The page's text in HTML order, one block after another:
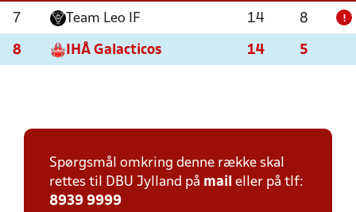
7 Team Leo IF 14 8 !
8 IHÅ Galacticos 14 5
Spørgsmål omkring denne række skal
rettes til DBU Jylland på mail eller på tlf:
8939 9999